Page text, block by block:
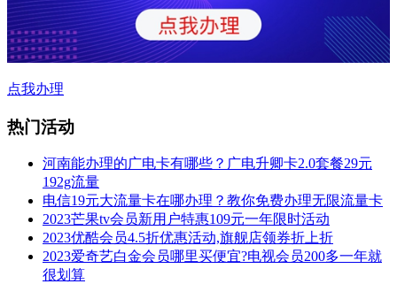
点我办理
热门活动
河南能办理的广电卡有哪些？广电升卿卡2.0套餐29元
192g流量
电信19元大流量卡在哪办理？教你免费办理无限流量卡
2023芒果tv会员新用户特惠109元一年限时活动
2023优酷会员4.5折优惠活动,旗舰店领券折上折
2023爱奇艺白金会员哪里买便宜?电视会员200多一年就
很划算